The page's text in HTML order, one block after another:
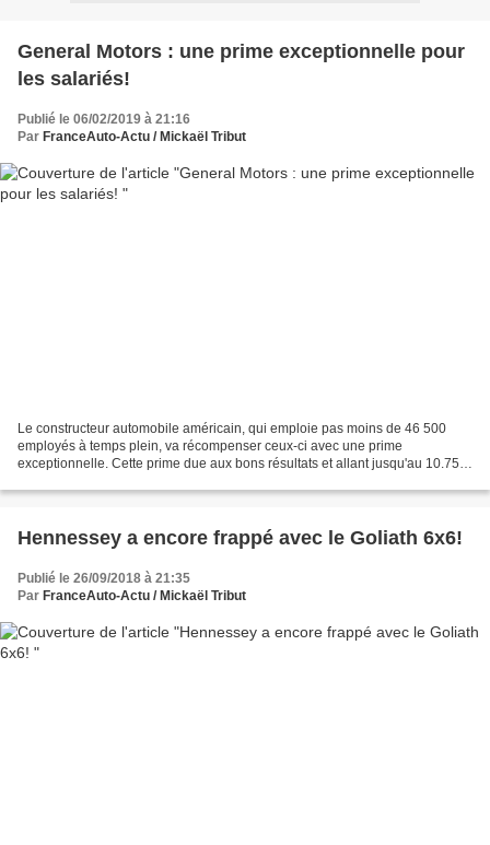
General Motors : une prime exceptionnelle pour
les salariés!
Publié le 06/02/2019 à 21:16
Par FranceAuto-Actu / Mickaël Tribut
Le constructeur automobile américain, qui emploie pas moins de 46 500
employés à temps plein, va récompenser ceux-ci avec une prime
exceptionnelle. Cette prime due aux bons résultats et allant jusqu'au 10.750
Hennessey a encore frappé avec le Goliath 6x6!
Publié le 26/09/2018 à 21:35
Par FranceAuto-Actu / Mickaël Tribut